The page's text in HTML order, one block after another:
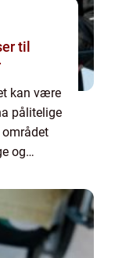
til
kan være
pålitelige
området
og